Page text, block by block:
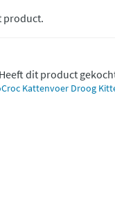
product.
dit product
Kattenvoer Droog